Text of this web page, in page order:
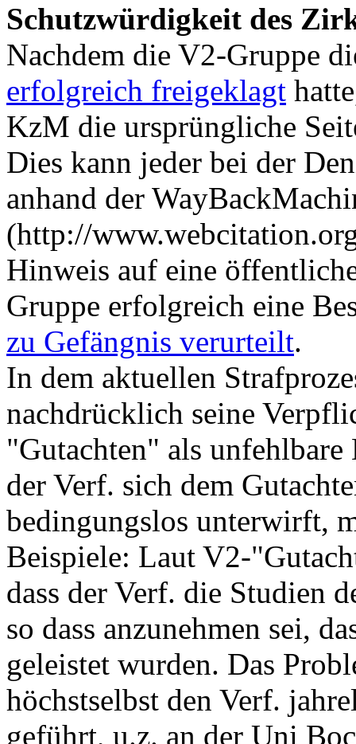
Schutzwürdigkeit des
Nachdem die V2-Gruppe
erfolgreich freigeklagt
KzM die ursprüngliche
Dies kann jeder bei der
anhand der
(http://
Hinweis auf eine
Gruppe erfolgreich eine
zu Gefängnis verurteilt.
In dem aktuellen
nachdrücklich seine
"Gutachten" als
der Verf. sich dem
bedingungslos unterwirft,
Beispiele: Laut V2-
dass der Verf. die Studien
so dass anzunehmen sei,
geleistet wurden. Das
höchstselbst den Verf.
geführt, u.z. an der Uni